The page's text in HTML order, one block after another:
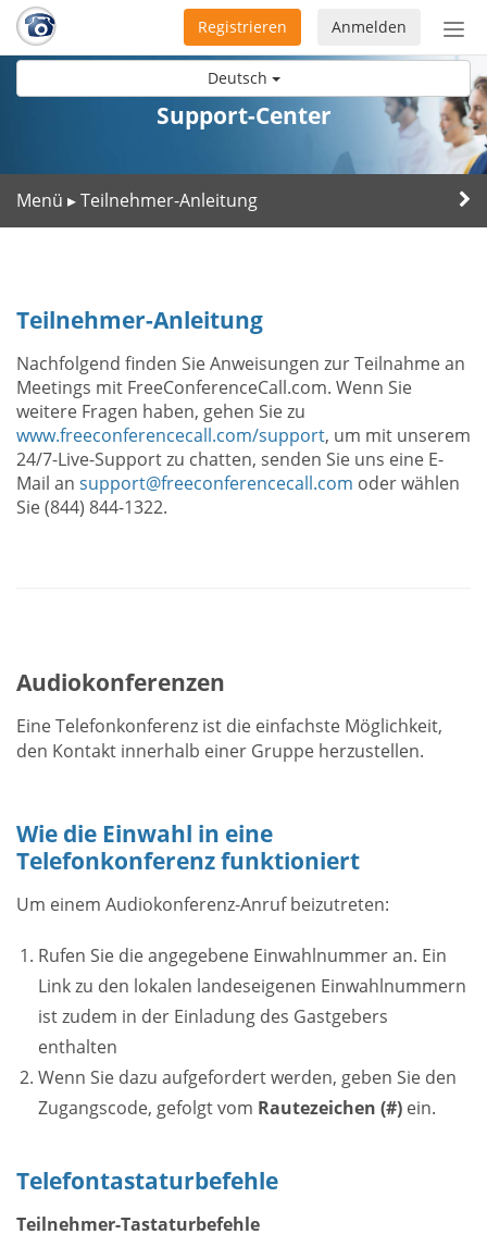
Deutsch
Anmelden
Registrieren
Support-Center
Menü ▸ Teilnehmer-Anleitung
Teilnehmer-Anleitung
Nachfolgend finden Sie Anweisungen zur Teilnahme an
Meetings mit FreeConferenceCall.com. Wenn Sie
weitere Fragen haben, gehen Sie zu
www.freeconferencecall.com/support, um mit unserem
24/7-Live-Support zu chatten, senden Sie uns eine E-
Mail an support@freeconferencecall.com oder wählen
Sie (844) 844-1322.
Audiokonferenzen
Eine Telefonkonferenz ist die einfachste Möglichkeit,
den Kontakt innerhalb einer Gruppe herzustellen.
Wie die Einwahl in eine
Telefonkonferenz funktioniert
Um einem Audiokonferenz-Anruf beizutreten:
Rufen Sie die angegebene Einwahlnummer an. Ein
Link zu den lokalen landeseigenen Einwahlnummern
ist zudem in der Einladung des Gastgebers
enthalten
Wenn Sie dazu aufgefordert werden, geben Sie den
Zugangscode, gefolgt vom Rautezeichen (#) ein.
Telefontastaturbefehle
Teilnehmer-Tastaturbefehle